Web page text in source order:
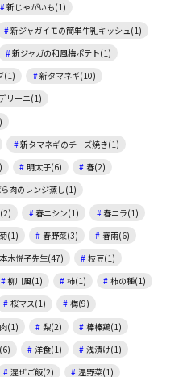
新じゃがいも(1)
新ジャガイモの簡単牛乳キッシュ(1)
新ジャガの和風梅ポテト(1)
(1)
新タマネギ(10)
リーニ(1)
新タマネギのチーズ焼き(1)
明太子(6)
春(2)
肉のレンジ蒸し(1)
春ニシン(1)
春ニラ(1)
(1) 春野菜(3)
春雨(6)
本木悦子先生(47)
枝豆(1)
柳川風(1) 柿(1)
柿の種(1)
桜マス(1)
梅(9)
(1) 梨(2)
棒棒鶏(1)
洋食(1)
浅漬け(1)
混ぜご飯(2) 温野菜(1)